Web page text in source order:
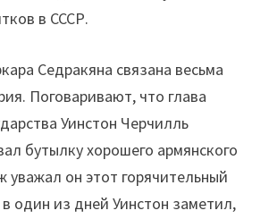
в СССР.
Седракяна связана весьма
Поговаривают, что глава
Уинстон Черчилль
бутылку хорошего армянского
уважал он этот горячительный
один из дней Уинстон заметил,